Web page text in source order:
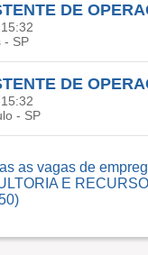
- SP
- SP
as vagas de
E